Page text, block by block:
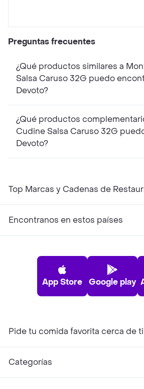
Preguntas frecuentes
¿Qué productos similares a
Salsa Caruso 32G puedo
Devoto?
¿Qué productos
Cudine Salsa Caruso 32G
Devoto?
Top Marcas y Cadenas de
Encontranos en estos países
App Store Google play
Pide tu comida favorita cerca de ti
Categorías